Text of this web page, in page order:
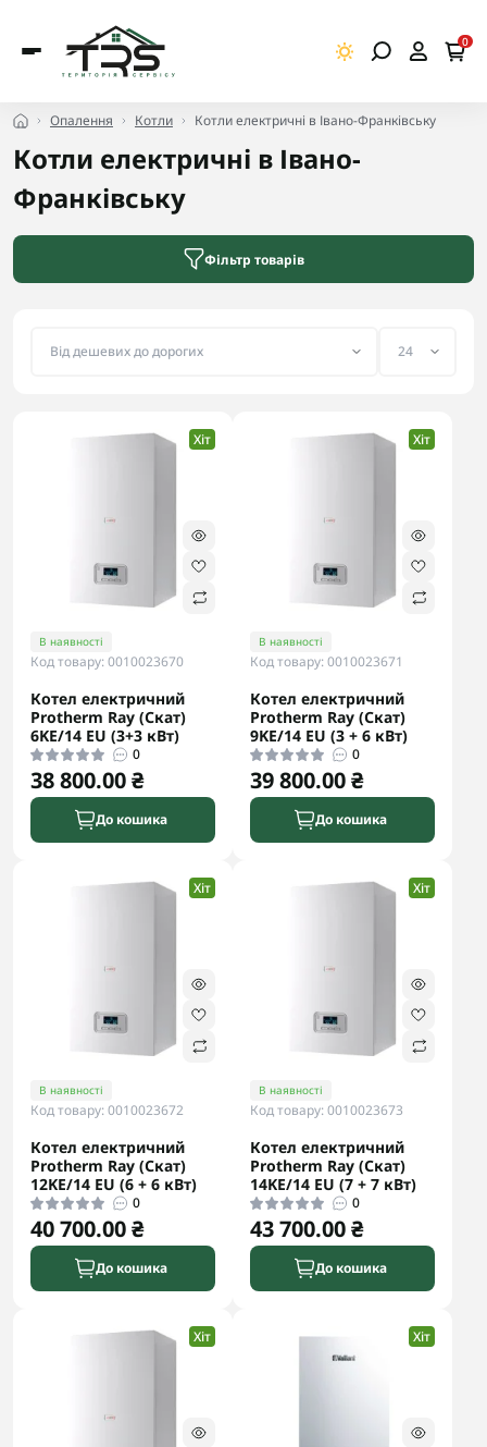
0
Опалення Котли Котли електричні в Івано-Франківську
Котли електричні в Івано-
Франківську
Фільтр товарів
Хіт
В наявності
Код товару: 0010023670
Котел електричний
Protherm Ray (Скат)
6KE/14 ЕU (3+3 кВт)
0
38 800.00 ₴
До кошика
Хіт
В наявності
Код товару: 0010023671
Котел електричний
Protherm Ray (Скат)
9KE/14 ЕU (3 + 6 кВт)
0
39 800.00 ₴
До кошика
Хіт
В наявності
Код товару: 0010023672
Котел електричний
Protherm Ray (Скат)
12KE/14 ЕU (6 + 6 кВт)
0
40 700.00 ₴
До кошика
Хіт
В наявності
Код товару: 0010023673
Котел електричний
Protherm Ray (Скат)
14KE/14 ЕU (7 + 7 кВт)
0
43 700.00 ₴
До кошика
Хіт Хіт